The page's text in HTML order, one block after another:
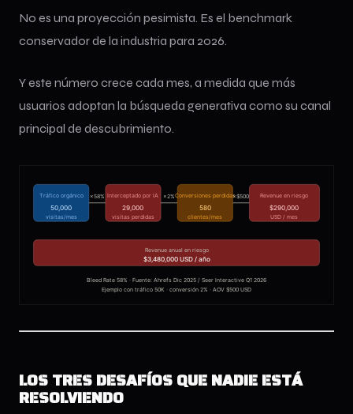
No es una proyección pesimista. Es el benchmark
conservador de la industria para 2026.
Y este número crece cada mes, a medida que más
usuarios adoptan la búsqueda generativa como su canal
principal de descubrimiento.
LOS TRES DESAFÍOS QUE NADIE ESTÁ
RESOLVIENDO